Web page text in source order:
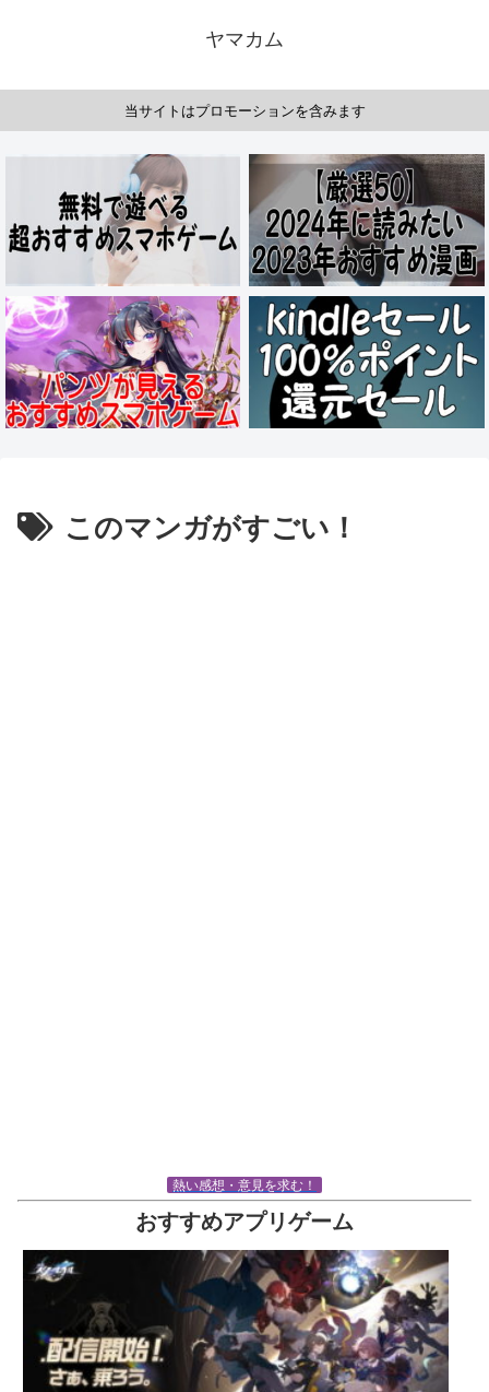
ヤマカム
当サイトはプロモーションを含みます
このマンガがすごい！
熱い感想・意見を求む！
おすすめアプリゲーム